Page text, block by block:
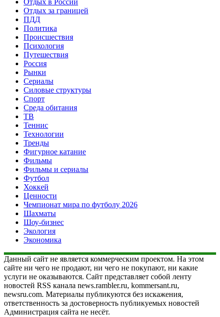
Отдых в России
Отдых за границей
ПДД
Политика
Происшествия
Психология
Путешествия
Россия
Рынки
Сериалы
Силовые структуры
Спорт
Среда обитания
ТВ
Теннис
Технологии
Тренды
Фигурное катание
Фильмы
Фильмы и сериалы
Футбол
Хоккей
Ценности
Чемпионат мира по футболу 2026
Шахматы
Шоу-бизнес
Экология
Экономика
Данный сайт не является коммерческим проектом. На этом
сайте ни чего не продают, ни чего не покупают, ни какие
услуги не оказываются. Сайт представляет собой ленту
новостей RSS канала news.rambler.ru, kommersant.ru,
newsru.com. Материалы публикуются без искажения,
ответственность за достоверность публикуемых новостей
Администрация сайта не несёт.